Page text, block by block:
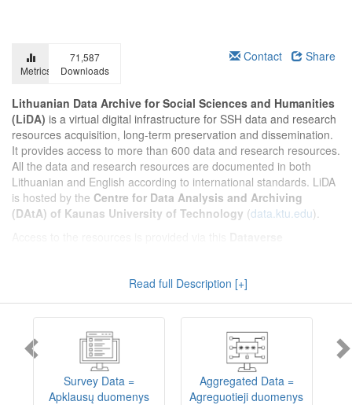
Metrics
71,587
Downloads
Contact Share
Lithuanian Data Archive for Social Sciences and Humanities
(LiDA) is a virtual digital infrastructure for SSH data and research
resources acquisition, long-term preservation and dissemination.
It provides access to more than 600 data and research resources.
All the data and research resources are documented in both
Lithuanian and English according to international standards. LiDA
is hosted by the Centre for Data Analysis and Archiving
(DAtA) of Kaunas University of Technology (data.ktu.edu).
implemented). LiDA curates different types of resources and they
are published into catalogues according to the type:Survey Data,
Interview Data,Aggregated Data
(including Historical Statistics),
, andEncoded Data
(including News Media Studies).
Also, LiDA holds collections of data produced in large national
projets (
Large Project Data
) as well as social sciences and
humanities data deposited by Lithuanian science and higher
education institutions and Lithuanian governmental institutions
Read full Description [+]
Survey Data =
Apklausų duomenys
Aggregated Data =
Agreguotieji duomenys